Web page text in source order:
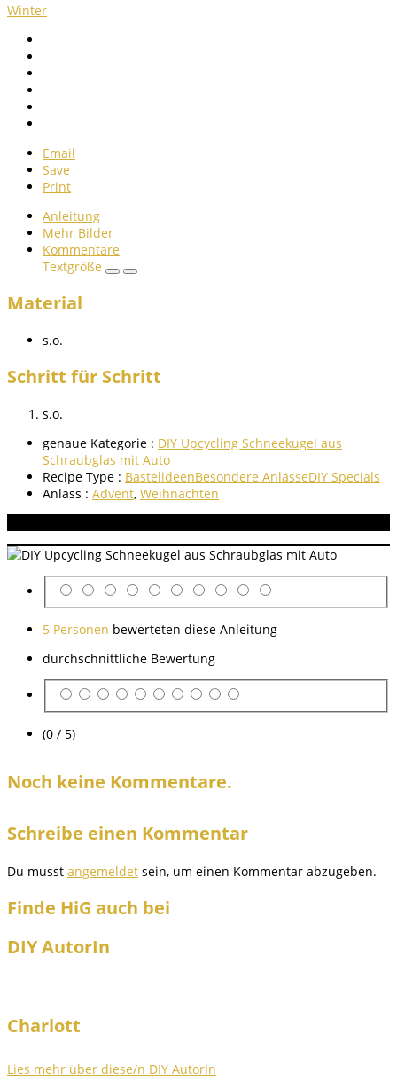
Winter
Email
Save
Print
Anleitung
Mehr Bilder
Kommentare
Textgröße
Material
s.o.
Schritt für Schritt
s.o.
genaue Kategorie : DIY Upcycling Schneekugel aus
Schraubglas mit Auto
Recipe Type : BastelideenBesondere AnlässeDIY Specials
Anlass : Advent, Weihnachten
5 Personen bewerteten diese Anleitung
durchschnittliche Bewertung
(0 / 5)
Noch keine Kommentare.
Schreibe einen Kommentar
Du musst angemeldet sein, um einen Kommentar abzugeben.
Finde HiG auch bei
DIY AutorIn
Charlott
Lies mehr über diese/n DIY AutorIn